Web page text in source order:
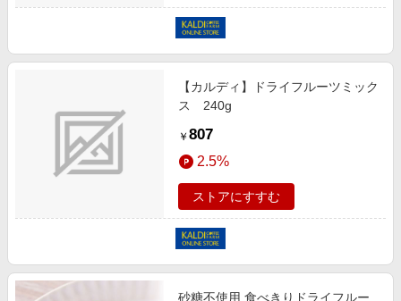
金融・マネー・保険
ビジネス・その他サービス
Apple公式サイト×楽天カード分割払い
Samsung ボーナスキャンペーン
【カルディ】ドライフルーツミック
ス 240g
￥ 807
2.5%
ストアにすすむ
砂糖不使用 食べきりドライフルー